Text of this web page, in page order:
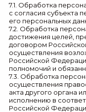
7.1. Обработка
с согласия субъекта
его персональных
7.2. Обработка
достижения целей,
договором
осуществления
Российской
полномочий и
7.3. Обработка
осуществления
акта другого органа
исполнению в
Российской